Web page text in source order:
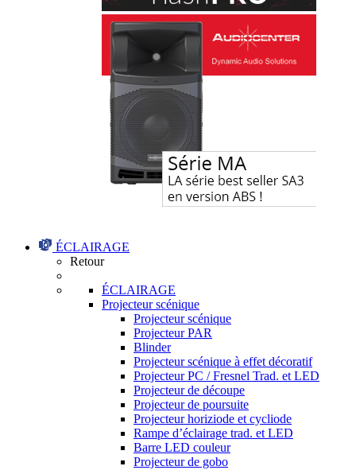
ÉCLAIRAGE
Retour
ÉCLAIRAGE
Projecteur scénique
Projecteur scénique
Projecteur PAR
Blinder
Projecteur scénique à effet décoratif
Projecteur PC / Fresnel Trad. et LED
Projecteur de découpe
Projecteur de poursuite
Projecteur horiziode et cycliode
Rampe d’éclairage trad. et LED
Barre LED couleur
Projecteur de gobo